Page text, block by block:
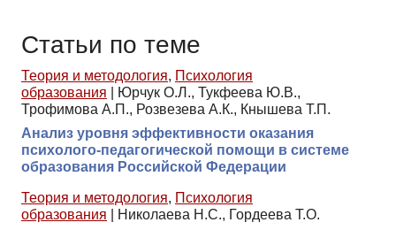
Статьи по теме
Теория и методология, Психология
образования
Юрчук О.Л., Тукфеева Ю.В.,
Трофимова А.П., Розвезева А.К., Кнышева Т.П.
Анализ уровня эффективности оказания
психолого-педагогической помощи в системе
образования Российской Федерации
Теория и методология, Психология
образования
Николаева Н.С., Гордеева Т.О.